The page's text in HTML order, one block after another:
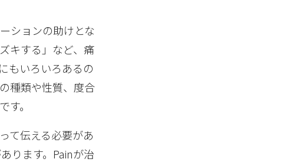
ションの助けとな
キする」など、痛
もいろいろあるの
種類や性質、度合
。
て伝える必要があ
ります。Painが治